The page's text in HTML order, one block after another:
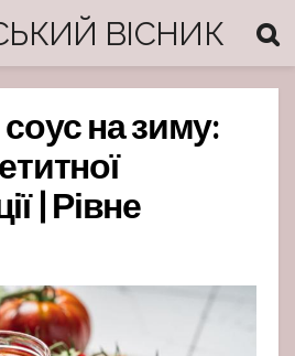
ВІСНИК
на зиму:
| Рівне